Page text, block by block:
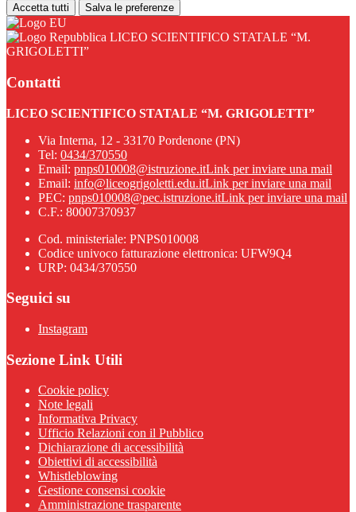
Accetta tutti Salva le preferenze
LICEO SCIENTIFICO STATALE “M.
GRIGOLETTI”
Contatti
LICEO SCIENTIFICO STATALE “M. GRIGOLETTI”
Via Interna, 12 - 33170 Pordenone (PN)
Tel: 0434/370550
Email: pnps010008@istruzione.itLink per inviare una mail
Email: info@liceogrigoletti.edu.itLink per inviare una mail
PEC: pnps010008@pec.istruzione.itLink per inviare una mail
C.F.: 80007370937
Cod. ministeriale: PNPS010008
Codice univoco fatturazione elettronica: UFW9Q4
URP: 0434/370550
Seguici su
Instagram
Sezione Link Utili
Cookie policy
Note legali
Informativa Privacy
Ufficio Relazioni con il Pubblico
Dichiarazione di accessibilità
Obiettivi di accessibilità
Whistleblowing
Gestione consensi cookie
Amministrazione trasparente